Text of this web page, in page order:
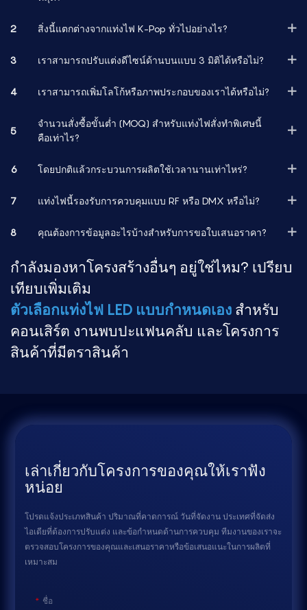
2 สิ่งนี้แตกต่างจากแท่งไฟ K-Pop ทั่วไปอย่างไร?
3 เราสามารถปรับแต่งดีไซน์ด้านบนแบบ 3 มิติได้หรือไม่?
4 เราสามารถเพิ่มโลโก้หรือภาพประกอบของเราได้หรือไม่?
5
จำนวนสั่งซื้อขั้นต่ำ (MOQ) สำหรับแท่งไฟสั่งทำพิเศษนี้
คือเท่าไร?
6 โดยปกติแล้วกระบวนการผลิตใช้เวลานานเท่าไหร่?
7 แท่งไฟนี้รองรับการควบคุมแบบ RF หรือ DMX หรือไม่?
8 คุณต้องการข้อมูลอะไรบ้างสำหรับการขอใบเสนอราคา?
กำลังมองหาโครงสร้างอื่นๆ อยู่ใช่ไหม? เปรียบ
เทียบเพิ่มเติม
ตัวเลือกแท่งไฟ LED แบบกำหนดเอง สำหรับ
คอนเสิร์ต งานพบปะแฟนคลับ และโครงการ
สินค้าที่มีตราสินค้า
เล่าเกี่ยวกับโครงการของคุณให้เราฟัง
หน่อย
โปรดแจ้งประเภทสินค้า ปริมาณที่คาดการณ์ วันที่จัดงาน ประเทศที่จัดส่ง
ไอเดียที่ต้องการปรับแต่ง และข้อกำหนดด้านการควบคุม ทีมงานของเราจะ
ตรวจสอบโครงการของคุณและเสนอราคาหรือข้อเสนอแนะในการผลิตที่
เหมาะสม
ชื่อ